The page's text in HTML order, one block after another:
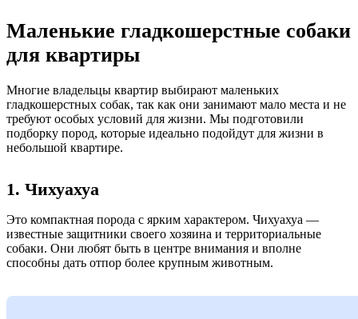
Маленькие гладкошерстные собаки
для квартиры
Многие владельцы квартир выбирают маленьких
гладкошерстных собак, так как они занимают мало места и не
требуют особых условий для жизни. Мы подготовили
подборку пород, которые идеально подойдут для жизни в
небольшой квартире.
1. Чихуахуа
Это компактная порода с ярким характером. Чихуахуа —
известные защитники своего хозяина и территориальные
собаки. Они любят быть в центре внимания и вполне
способны дать отпор более крупным животным.